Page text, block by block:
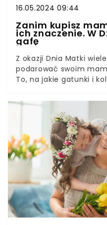
16.05.2024 09:44
Zanim kupisz
ich znaczenie. W
gafę
Z okazji Dnia Matki
podarować swoim
To, na jakie gatunki i